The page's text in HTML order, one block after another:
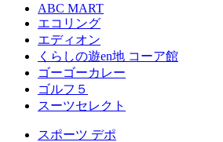
ABC MART
エコリング
エディオン
くらしの遊en地 コーア館
ゴーゴーカレー
ゴルフ５
スーツセレクト
スポーツ デポ